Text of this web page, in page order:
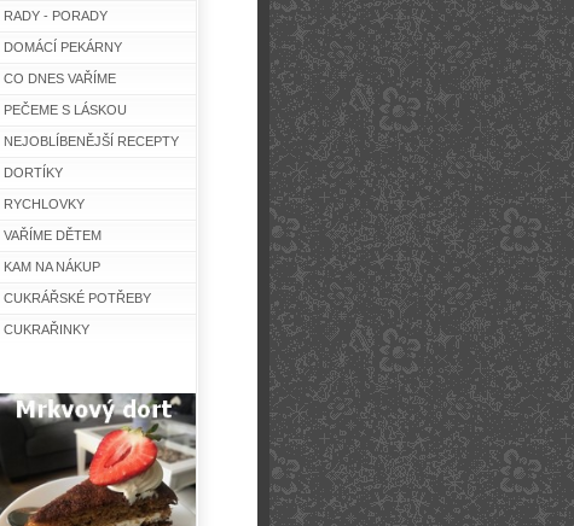
RADY - PORADY
DOMÁCÍ PEKÁRNY
CO DNES VAŘÍME
PEČEME S LÁSKOU
NEJOBLÍBENĚJŠÍ RECEPTY
DORTÍKY
RYCHLOVKY
VAŘÍME DĚTEM
KAM NA NÁKUP
CUKRÁŘSKÉ POTŘEBY
CUKRAŘINKY